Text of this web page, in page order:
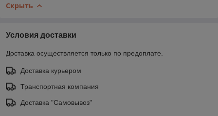
Скрыть
Условия доставки
Доставка осуществляется только по предоплате.
Доставка курьером
Транспортная компания
Доставка "Самовывоз"